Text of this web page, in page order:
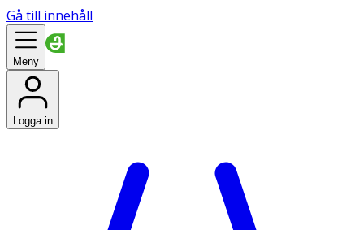
Gå till innehåll
Meny
Logga in